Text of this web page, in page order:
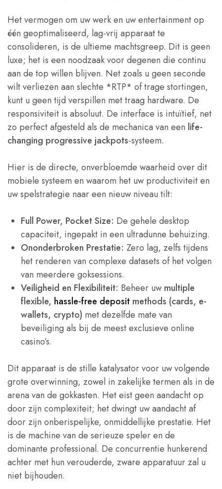
Het vermogen om uw werk en uw entertainment op
één geoptimaliseerd, lag-vrij apparaat te
consolideren, is de ultieme machtsgreep. Dit is geen
luxe; het is een noodzaak voor degenen die continu
aan de top willen blijven. Net zoals u geen seconde
wilt verliezen aan slechte *RTP* of trage stortingen,
kunt u geen tijd verspillen met traag hardware. De
responsiviteit is absoluut. De interface is intuïtief, net
zo perfect afgesteld als de mechanica van een life-
changing progressive jackpots-systeem.
Hier is de directe, onverbloemde waarheid over dit
mobiele systeem en waarom het uw productiviteit en
uw spelstrategie naar een nieuw niveau tilt:
Full Power, Pocket Size: De gehele desktop
capaciteit, ingepakt in een ultradunne behuizing.
Ononderbroken Prestatie: Zero lag, zelfs tijdens
het renderen van complexe datasets of het volgen
van meerdere goksessions.
Veiligheid en Flexibiliteit: Beheer uw multiple
flexible, hassle-free deposit methods (cards, e-
wallets, crypto) met dezelfde mate van
beveiliging als bij de meest exclusieve online
casino’s.
Dit apparaat is de stille katalysator voor uw volgende
grote overwinning, zowel in zakelijke termen als in de
arena van de gokkasten. Het eist geen aandacht op
door zijn complexiteit; het dwingt uw aandacht af
door zijn onberispelijke, onmiddellijke prestatie. Het
is de machine van de serieuze speler en de
dominante professional. De concurrentie hunkerend
achter met hun verouderde, zware apparatuur zal u
niet bijhouden.